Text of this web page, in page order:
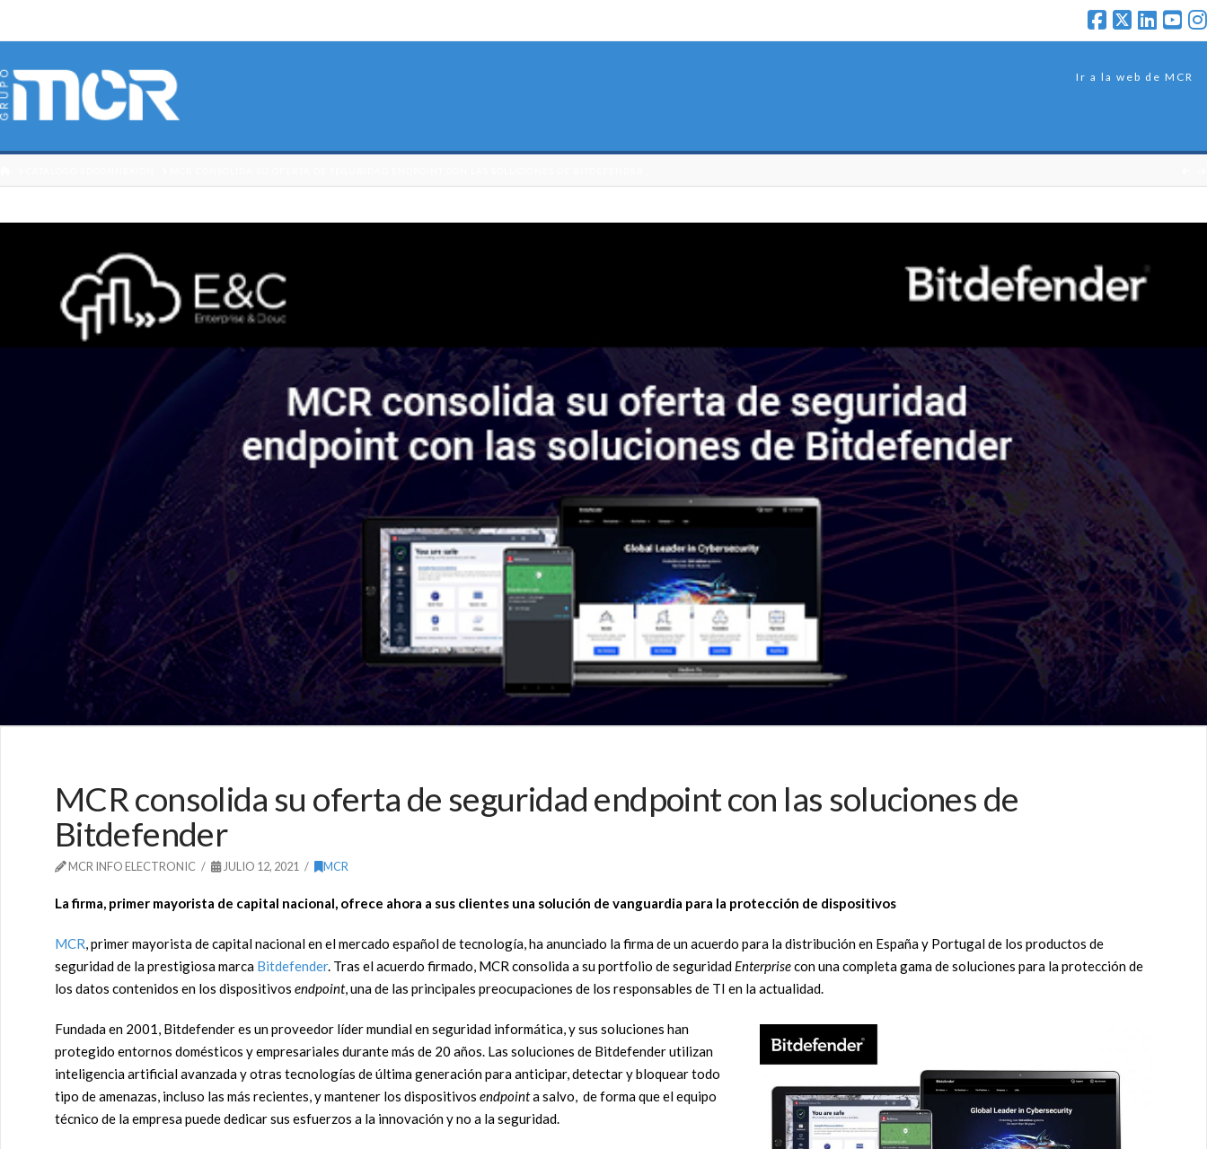
Ir a la web de MCR
MCR consolida su oferta de seguridad endpoint con las soluciones de
Bitdefender
MCR INFO ELECTRONIC JULIO 12, 2021 MCR
La firma, primer mayorista de capital nacional, ofrece ahora a sus clientes una solución de vanguardia para la protección de dispositivos
MCR, primer mayorista de capital nacional en el mercado español de tecnología, ha anunciado la firma de un acuerdo para la distribución en España y Portugal de los productos de
seguridad de la prestigiosa marca Bitdefender. Tras el acuerdo firmado, MCR consolida a su portfolio de seguridad Enterprisecon una completa gama de soluciones para la protección de
los datos contenidos en los dispositivos endpoint, una de las principales preocupaciones de los responsables de TI en la actualidad.
Fundada en 2001, Bitdefender es un proveedor líder mundial en seguridad informática, y sus soluciones han
protegido entornos domésticos y empresariales durante más de 20 años. Las soluciones de Bitdefender utilizan
inteligencia artificial avanzada y otras tecnologías de última generación para anticipar, detectar y bloquear todo
tipo de amenazas, incluso las más recientes, y mantener los dispositivos endpointa salvo, de forma que el equipo
técnico de la empresa puede dedicar sus esfuerzos a la innovación y no a la seguridad.